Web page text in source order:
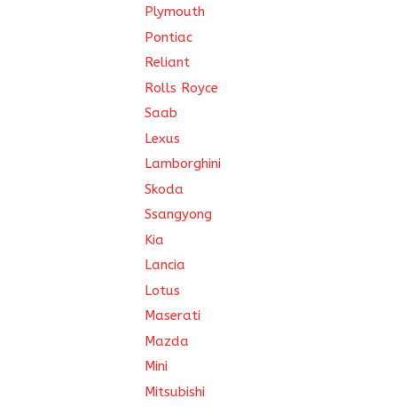
Plymouth
Pontiac
Reliant
Rolls Royce
Saab
Lexus
Lamborghini
Skoda
Ssangyong
Kia
Lancia
Lotus
Maserati
Mazda
Mini
Mitsubishi